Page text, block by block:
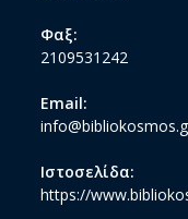
Φαξ:
2109531242
Email:
Ιστοσελίδα:
https://